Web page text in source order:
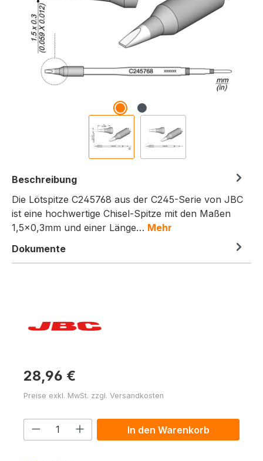
Beschreibung
Die Lötspitze C245768 aus der C245-Serie von JBC
ist eine hochwertige Chisel-Spitze mit den Maßen
1,5×0,3mm und einer Länge… Mehr
Dokumente
28,96 €
Preise exkl. MwSt. zzgl. Versandkosten
Produkt Anzahl: Gib den
In den Warenkorb